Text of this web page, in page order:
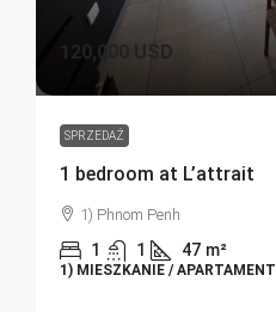
120,000 USD
SPRZEDAŻ
1 bedroom at L’attrait
1) Phnom Penh
1 1 47 m²
1) MIESZKANIE / APARTAMENT